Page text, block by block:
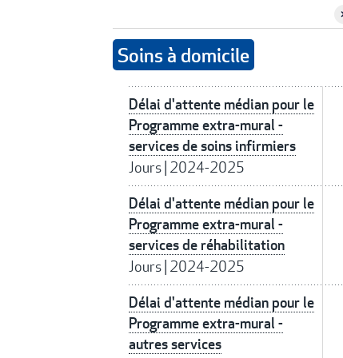
Soins à domicile
Délai d'attente médian pour le
Programme extra-mural -
services de soins infirmiers
Jours| 2024-2025
Délai d'attente médian pour le
Programme extra-mural -
services de réhabilitation
Jours| 2024-2025
Délai d'attente médian pour le
Programme extra-mural -
autres services